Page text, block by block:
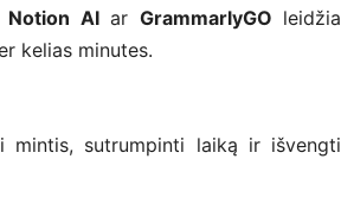
Notion AIar GrammarlyGO leidžia
kelias minutes.
sutrumpinti laiką ir išvengti